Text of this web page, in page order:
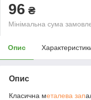
96 ₴
Мінімальна сума
Опис
Опис
Класична металева зап